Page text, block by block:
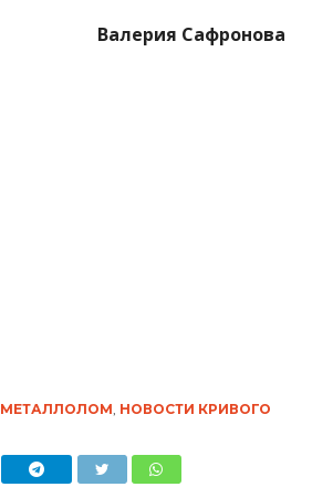
Валерия Сафронова
МЕТАЛЛОЛОМ, НОВОСТИ КРИВОГО